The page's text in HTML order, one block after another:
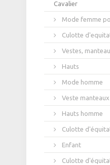
Cavalier
Mode femme
Culotte
Vestes,
Hauts
Mode homme
Veste
Hauts homme
Culotte
Enfant
Culotte